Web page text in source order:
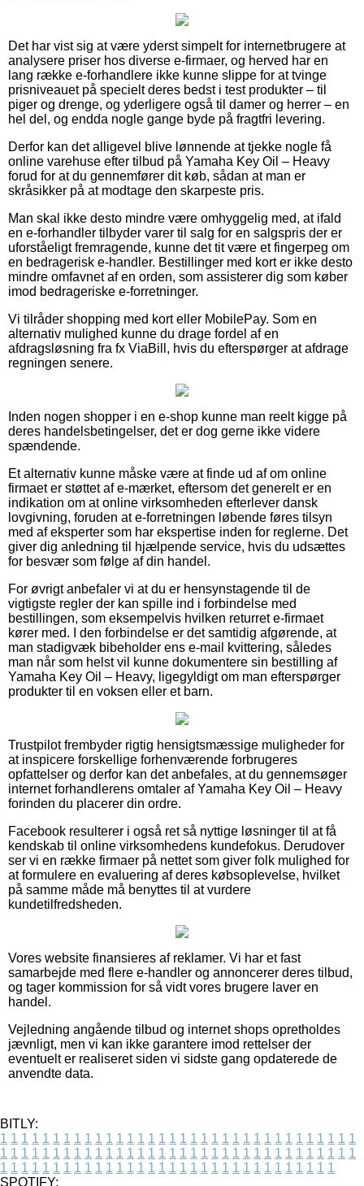
Det har vist sig at være yderst simpelt for internetbrugere at
analysere priser hos diverse e-firmaer, og herved har en
lang række e-forhandlere ikke kunne slippe for at tvinge
prisniveauet på specielt deres bedst i test produkter – til
piger og drenge, og yderligere også til damer og herrer – en
hel del, og endda nogle gange byde på fragtfri levering.
Derfor kan det alligevel blive lønnende at tjekke nogle få
online varehuse efter tilbud på Yamaha Key Oil – Heavy
forud for at du gennemfører dit køb, sådan at man er
skråsikker på at modtage den skarpeste pris.
Man skal ikke desto mindre være omhyggelig med, at ifald
en e-forhandler tilbyder varer til salg for en salgspris der er
uforståeligt fremragende, kunne det tit være et fingerpeg om
en bedragerisk e-handler. Bestillinger med kort er ikke desto
mindre omfavnet af en orden, som assisterer dig som køber
imod bedrageriske e-forretninger.
Vi tilråder shopping med kort eller MobilePay. Som en
alternativ mulighed kunne du drage fordel af en
afdragsløsning fra fx ViaBill, hvis du efterspørger at afdrage
regningen senere.
Inden nogen shopper i en e-shop kunne man reelt kigge på
deres handelsbetingelser, det er dog gerne ikke videre
spændende.
Et alternativ kunne måske være at finde ud af om online
firmaet er støttet af e-mærket, eftersom det generelt er en
indikation om at online virksomheden efterlever dansk
lovgivning, foruden at e-forretningen løbende føres tilsyn
med af eksperter som har ekspertise inden for reglerne. Det
giver dig anledning til hjælpende service, hvis du udsættes
for besvær som følge af din handel.
For øvrigt anbefaler vi at du er hensynstagende til de
vigtigste regler der kan spille ind i forbindelse med
bestillingen, som eksempelvis hvilken returret e-firmaet
kører med. I den forbindelse er det samtidig afgørende, at
man stadigvæk bibeholder ens e-mail kvittering, således
man når som helst vil kunne dokumentere sin bestilling af
Yamaha Key Oil – Heavy, ligegyldigt om man efterspørger
produkter til en voksen eller et barn.
Trustpilot frembyder rigtig hensigtsmæssige muligheder for
at inspicere forskellige forhenværende forbrugeres
opfattelser og derfor kan det anbefales, at du gennemsøger
internet forhandlerens omtaler af Yamaha Key Oil – Heavy
forinden du placerer din ordre.
Facebook resulterer i også ret så nyttige løsninger til at få
kendskab til online virksomhedens kundefokus. Derudover
ser vi en række firmaer på nettet som giver folk mulighed for
at formulere en evaluering af deres købsoplevelse, hvilket
på samme måde må benyttes til at vurdere
kundetilfredsheden.
Vores website finansieres af reklamer. Vi har et fast
samarbejde med flere e-handler og annoncerer deres tilbud,
og tager kommission for så vidt vores brugere laver en
handel.
Vejledning angående tilbud og internet shops opretholdes
jævnligt, men vi kan ikke garantere imod rettelser der
eventuelt er realiseret siden vi sidste gang opdaterede de
anvendte data.
BITLY:
1 1 1 1 1 1 1 1 1 1 1 1 1 1 1 1 1 1 1 1 1 1 1 1 1 1 1 1 1 1 1 1 1 1
1 1 1 1 1 1 1 1 1 1 1 1 1 1 1 1 1 1 1 1 1 1 1 1 1 1 1 1 1 1 1 1 1 1
1 1 1 1 1 1 1 1 1 1 1 1 1 1 1 1 1 1 1 1 1 1 1 1 1 1 1 1 1 1 1 1
SPOTIFY: